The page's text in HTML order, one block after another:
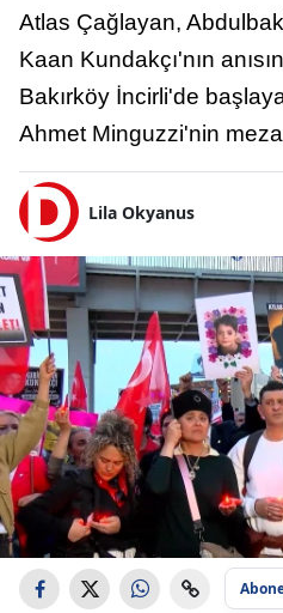
Atlas Çağlayan,
Kaan Kundakçı'nın
Bakırköy İncirli'de
Ahmet Minguzzi'nin
Lila Okyanus